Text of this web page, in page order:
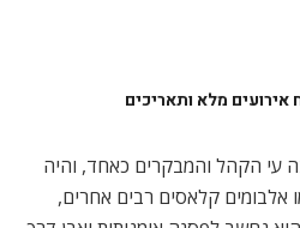
עי הקהל והמבקרים כאחד, והיה
אלבומים קלאסים רבים אחרים,